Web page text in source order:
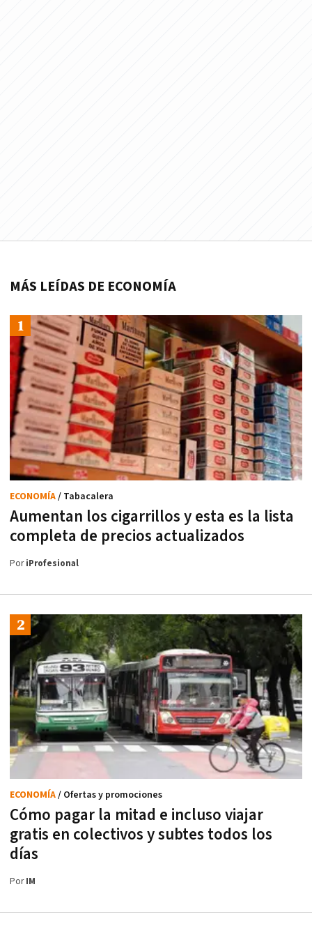
MÁS LEÍDAS DE ECONOMÍA
Aumentan los cigarrillos y esta es la lista
completa de precios actualizados
ECONOMÍA/ Tabacalera
PoriProfesional
Cómo pagar la mitad e incluso viajar
gratis en colectivos y subtes todos los
días
ECONOMÍA/ Ofertas y promociones
PorIM